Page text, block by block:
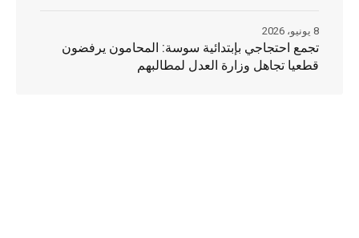
تجمع احتجاجي بإبتدائية سوسة: المحامون يرفضون
قطعيا تجاهل وزارة العدل لمطالبهم
8 يونيو، 2026